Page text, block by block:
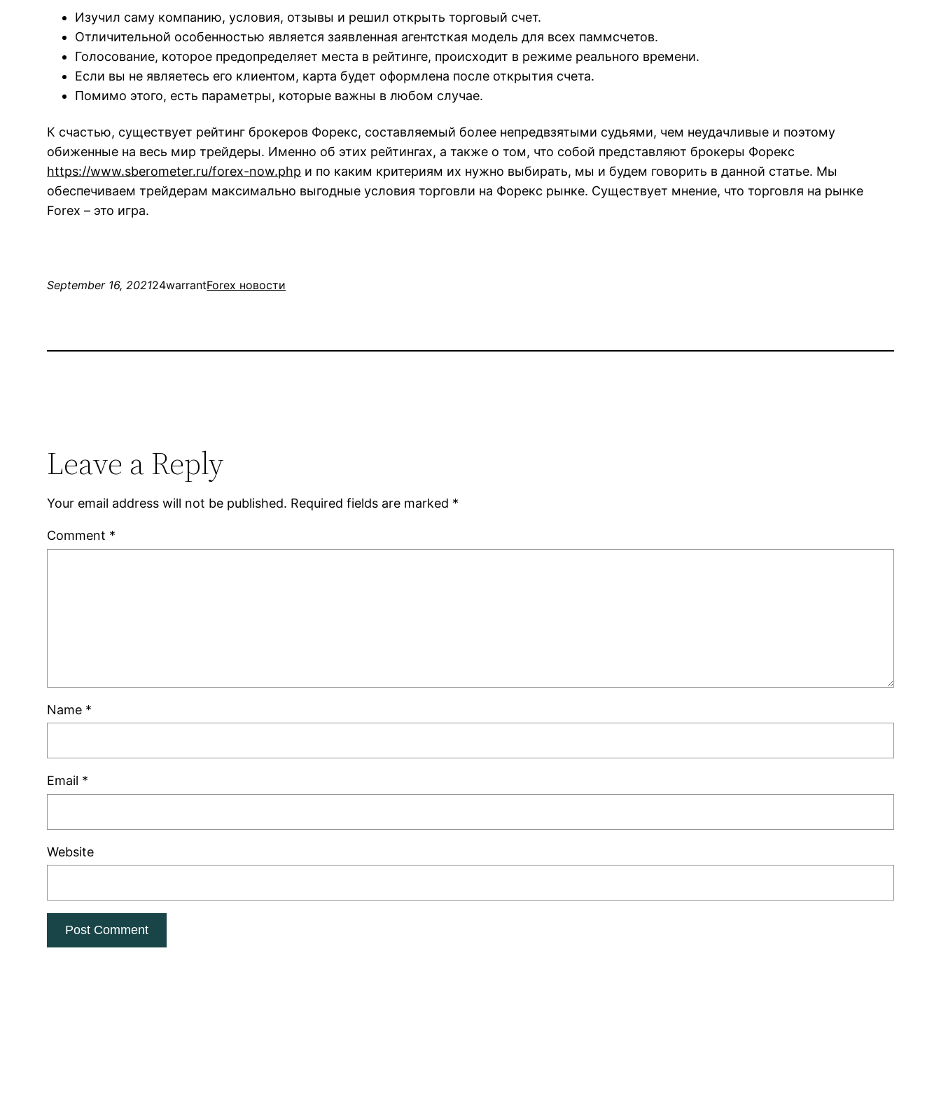
Изучил саму компанию, условия, отзывы и решил открыть торговый счет.
Отличительной особенностью является заявленная агентсткая модель для всех паммсчетов.
Голосование, которое предопределяет места в рейтинге, происходит в режиме реального времени.
Если вы не являетесь его клиентом, карта будет оформлена после открытия счета.
Помимо этого, есть параметры, которые важны в любом случае.
К счастью, существует рейтинг брокеров Форекс, составляемый более непредвзятыми судьями, чем неудачливые и поэтому
обиженные на весь мир трейдеры. Именно об этих рейтингах, а также о том, что собой представляют брокеры Форекс
https://www.sberometer.ru/forex-now.php и по каким критериям их нужно выбирать, мы и будем говорить в данной статье. Мы
обеспечиваем трейдерам максимально выгодные условия торговли на Форекс рынке. Существует мнение, что торговля на рынке
Forex – это игра.
September 16, 202124warrantForex новости
Leave a Reply
Your email address will not be published. Required fields are marked *
Comment *
Name *
Email *
Website